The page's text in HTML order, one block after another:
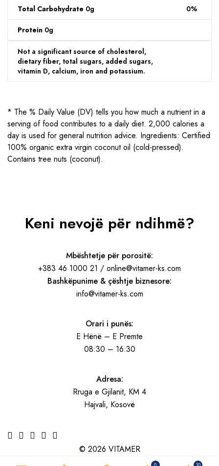
0 10
Total Carbohydrate 0g 0%
Protein 0g
Not a significant source of cholesterol,
dietary fiber, total sugars, added sugars,
vitamin D, calcium, iron and potassium.
* The % Daily Value (DV) tells you how much a nutrient in a
serving of food contributes to a daily diet. 2,000 calories a
day is used for general nutrition advice. Ingredients: Certified
100% organic extra virgin coconut oil (cold-pressed).
Contains tree nuts (coconut).
Keni nevojë për ndihmë?
Mbështetje për porositë:
+383 46 1000 21 / online@vitamer-ks.com
Bashkëpunime & çështje biznesore:
info@vitamer-ks.com
Orari i punës:
E Hënë – E Premte
08:30 – 16:30
Adresa:
Rruga e Gjilanit, KM 4
Hajvali, Kosovë
© 2026 VITAMER